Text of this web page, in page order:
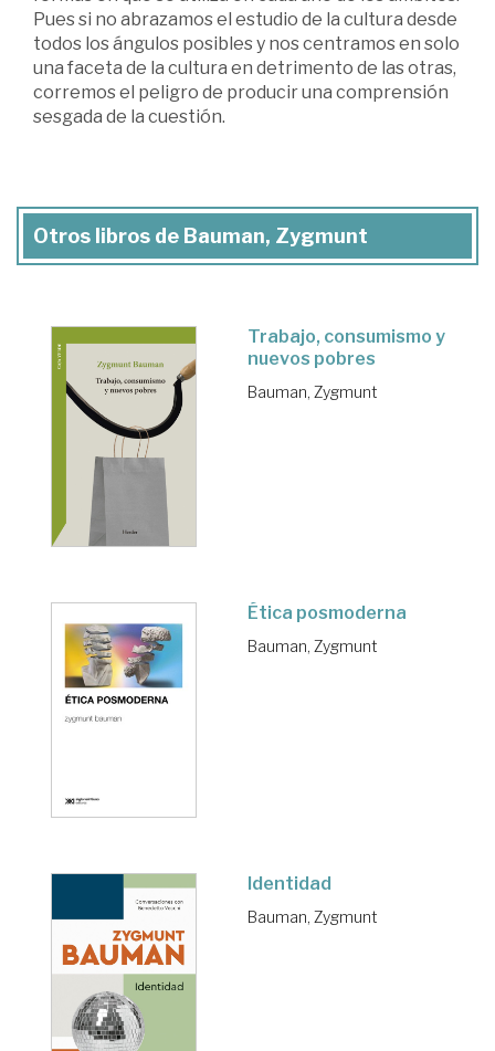
Pues si no abrazamos el estudio de la cultura desde
todos los ángulos posibles y nos centramos en solo
una faceta de la cultura en detrimento de las otras,
corremos el peligro de producir una comprensión
sesgada de la cuestión.
Otros libros de Bauman, Zygmunt
Trabajo, consumismo y
nuevos pobres
Bauman, Zygmunt
Ética posmoderna
Bauman, Zygmunt
Identidad
Bauman, Zygmunt